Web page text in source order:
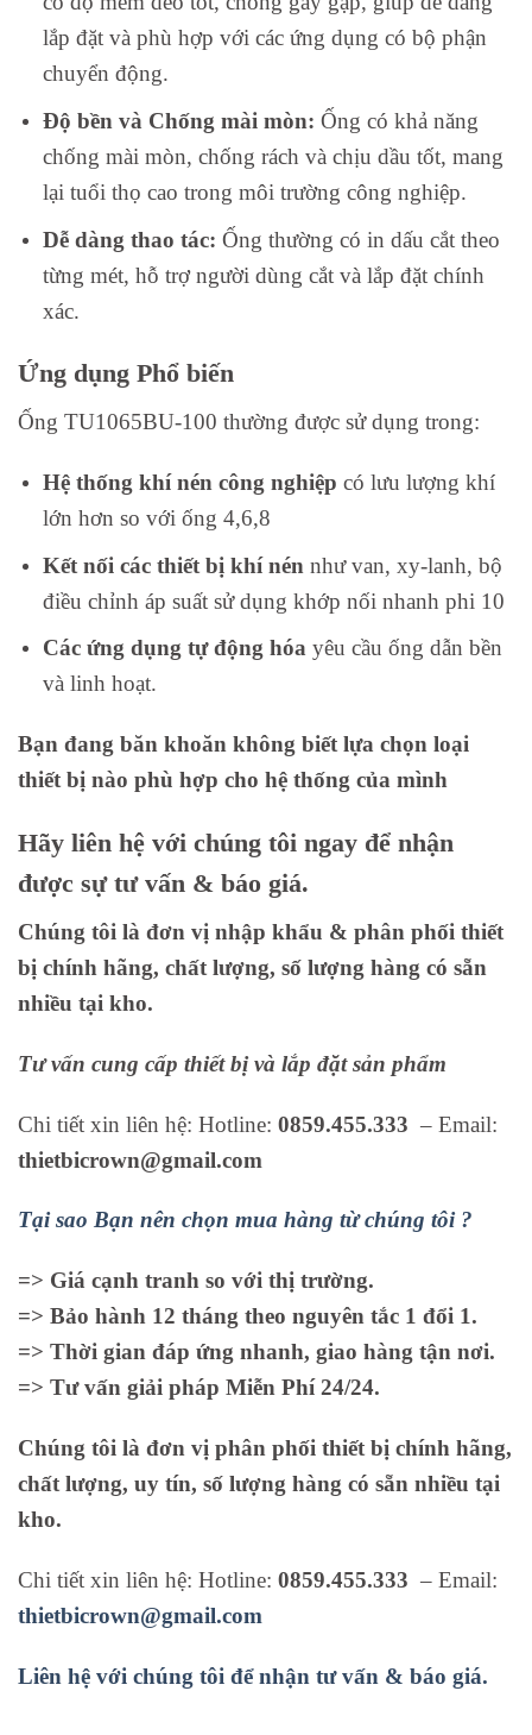
lắp đặt và phù hợp với các ứng dụng có bộ phận
chuyển động.
Độ bền và Chống mài mòn: Ống có khả năng
chống mài mòn, chống rách và chịu dầu tốt, mang
lại tuổi thọ cao trong môi trường công nghiệp.
Dễ dàng thao tác: Ống thường có in dấu cắt theo
từng mét, hỗ trợ người dùng cắt và lắp đặt chính
xác.
Ứng dụng Phổ biến
Ống TU1065BU-100 thường được sử dụng trong:
Hệ thống khí nén công nghiệp có lưu lượng khí
lớn hơn so với ống 4,6,8
Kết nối các thiết bị khí nén như van, xy-lanh, bộ
điều chỉnh áp suất sử dụng khớp nối nhanh phi 10
Các ứng dụng tự động hóayêu cầu ống dẫn bền
và linh hoạt.
Bạn đang băn khoăn không biết lựa chọn loại
thiết bị nào phù hợp cho hệ thống của mình
Hãy liên hệ với chúng tôi ngay để nhận
được sự tư vấn & báo giá.
Chúng tôi là đơn vị nhập khẩu & phân phối thiết
bị chính hãng, chất lượng, số lượng hàng có sẵn
nhiều tại kho.
Tư vấn cung cấp thiết bị và lắp đặt sản phẩm
Chi tiết xin liên hệ: Hotline: 0859.455.333 – Email:
thietbicrown@gmail.com
Tại sao Bạn nên chọn mua hàng từ chúng tôi ?
=> Giá cạnh tranh so với thị trường.
=> Bảo hành 12 tháng theo nguyên tắc 1 đổi 1.
=> Thời gian đáp ứng nhanh, giao hàng tận nơi.
=> Tư vấn giải pháp Miễn Phí 24/24.
Chúng tôi là đơn vị phân phối thiết bị chính hãng,
chất lượng, uy tín, số lượng hàng có sẵn nhiều tại
kho.
Chi tiết xin liên hệ: Hotline: 0859.455.333 – Email:
thietbicrown@gmail.com
Liên hệ với chúng tôi để nhận tư vấn & báo giá.